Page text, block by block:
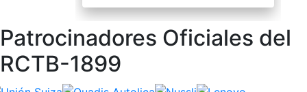
Patrocinadores Oficiales del
RCTB-1899